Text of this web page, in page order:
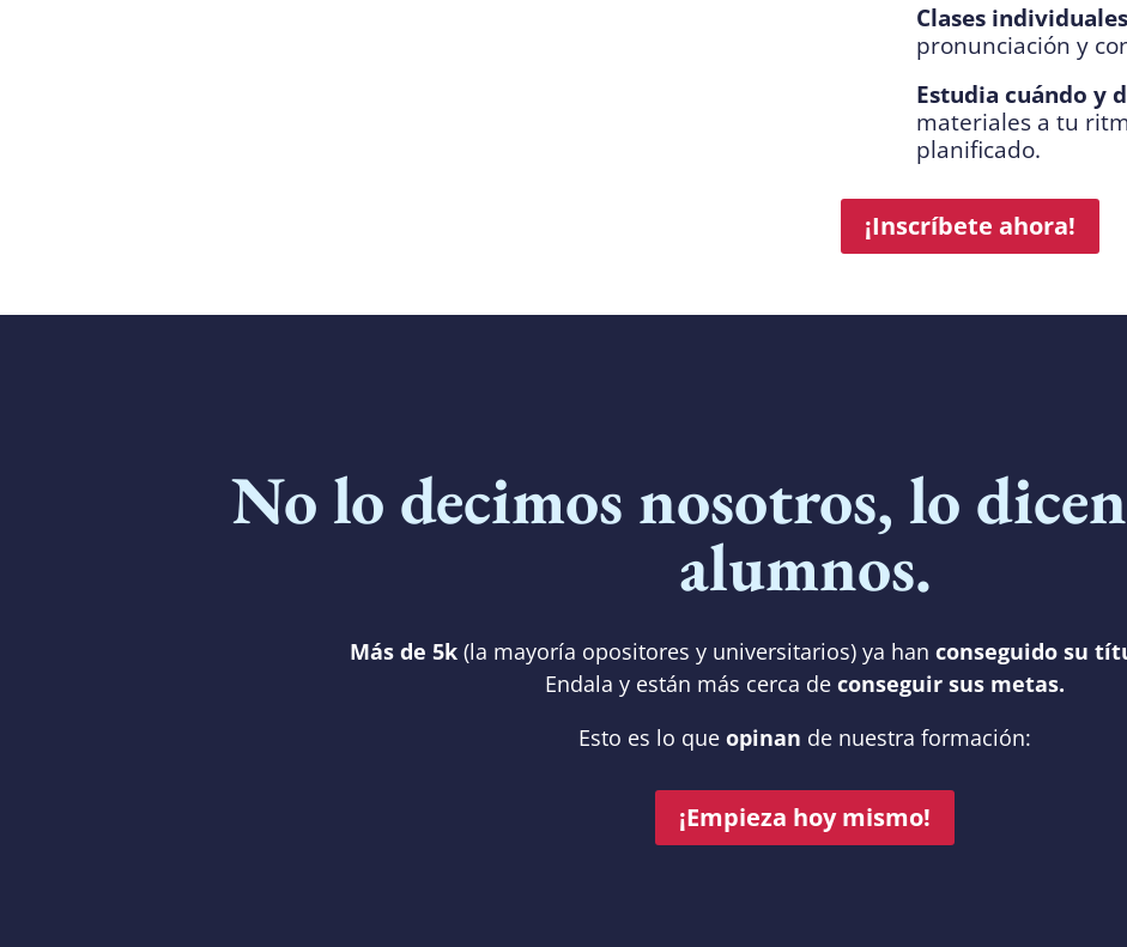
Clases
pronunciación y
Estudia cuándo y
materiales a tu
planificado.
¡Inscríbete ahora!
No lo decimos nosotros, lo
alumnos.
Más de 5k (la mayoría opositores y universitarios) ya han conseguido su
Endala y están más cerca de conseguir sus metas.
Esto es lo que opinan de nuestra formación:
¡Empieza hoy mismo!